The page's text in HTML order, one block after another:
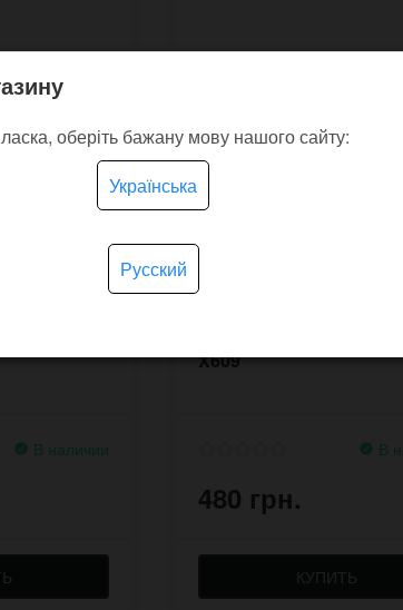
В наличии
X609
В
480 грн.
КУПИТЬ
оберіть бажану мову нашого сайту:
Українська
Русский